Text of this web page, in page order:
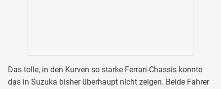
Das tolle, in den Kurven so starke Ferrari-Chassis konnte
das in Suzuka bisher überhaupt nicht zeigen. Beide Fahrer